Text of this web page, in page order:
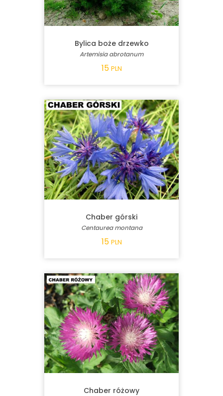
Bylica boże drzewko
Artemisia abrotanum
15 PLN
Chaber górski
Centaurea montana
15 PLN
Chaber różowy